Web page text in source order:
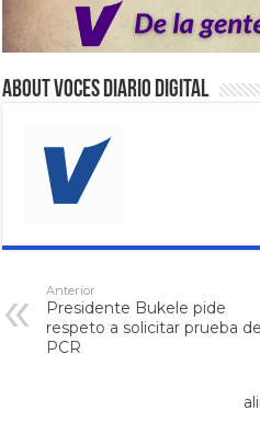
About VOCES Diario digital
Anterior
Presidente Bukele pide
respeto a solicitar prueba de
PCR